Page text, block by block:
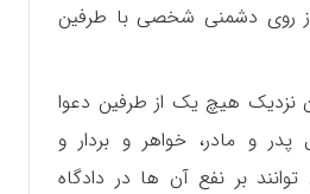
روی دشمنی شخصی با طرفین
نزدیک هیچ یک از طرفین دعوا‌
پدر و مادر، خواهر و بردار و
بر نفع آن ها در دادگاه